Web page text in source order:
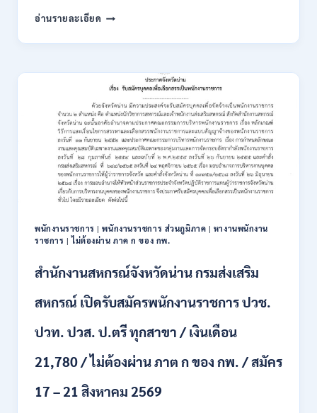
อ่านรายละเอียด กระทรวง
เปิด
สมัคร
พนักงาน
ราชการ
รูป
แบบ
พิเศษ
111
อัตรา
/
ปวส.
ป.ตรี
หลาย
+
เงิน
17700
–
71500
/
ต้อง
พนักงานราชการ |พนักงานราชการ ส่วนภูมิภาค | หางานพนักงาน
ราชการ |ไม่ต้องผ่าน ภาค ก ของ กพ.
สำนักงานสหกรณ์จังหวัดน่าน กรมส่งเสริม
สหกรณ์ เปิดรับสมัครพนักงานราชการ ปวช.
ปวท. ปวส. ป.ตรี ทุกสาขา / เงินเดือน
21,780 / ไม่ต้องผ่าน ภาต ก ของ กพ. / สมัคร
17 – 21 สิงหาคม 2569